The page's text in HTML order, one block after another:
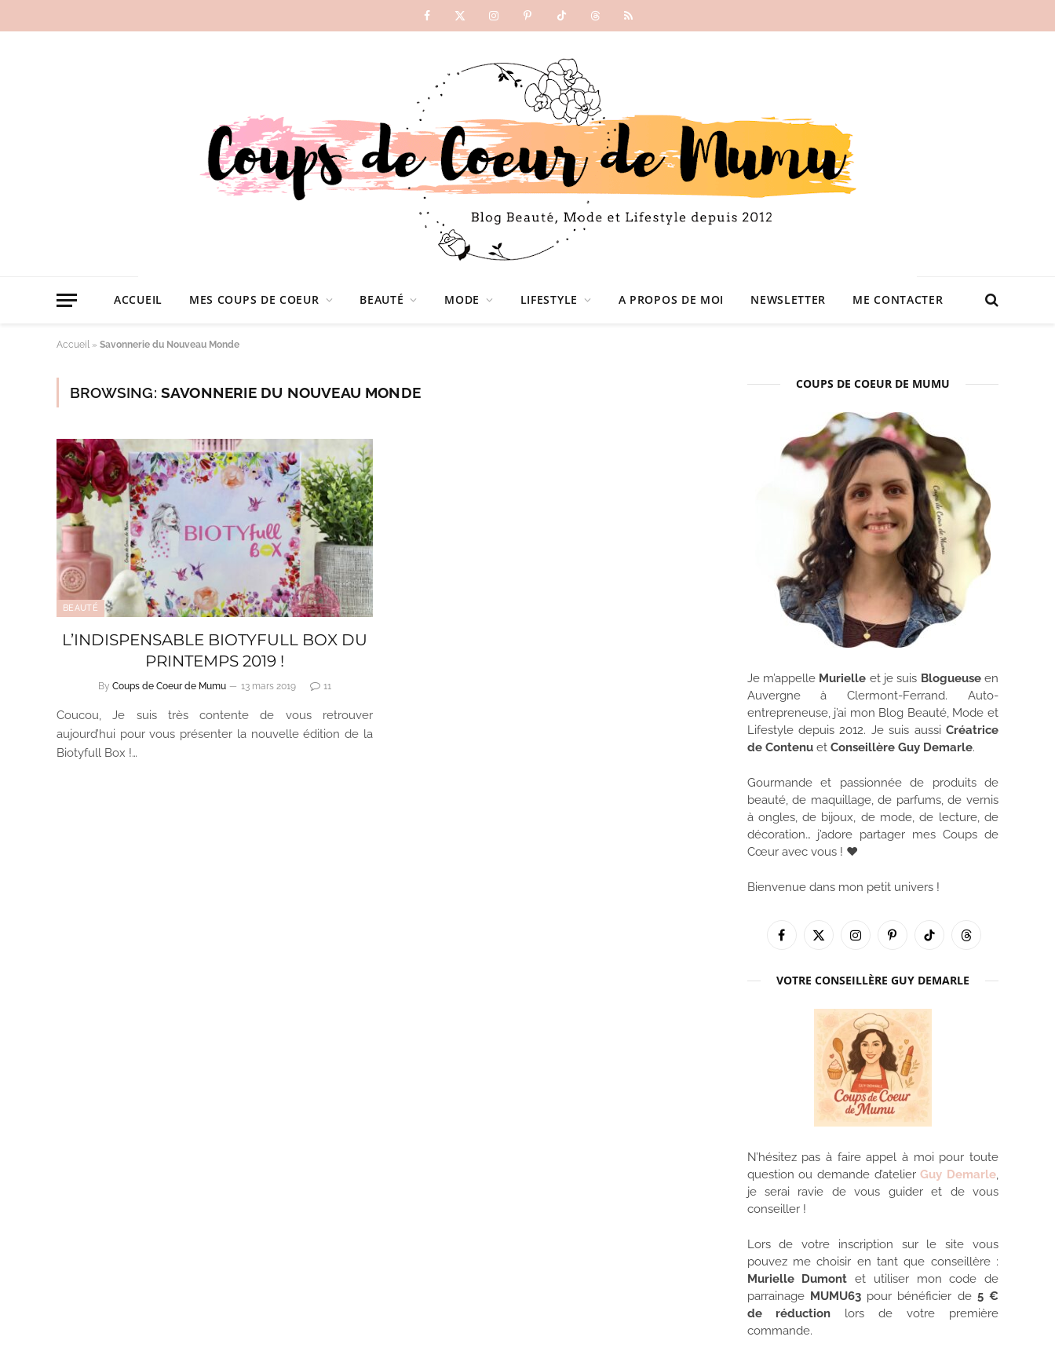
Facebook
X
InstagramPinterestTikTokThreadsRSS
ACCUEIL MES COUPS DE COEUR BEAUTÉ MODE LIFESTYLE A PROPOS DE MOI NEWSLETTER ME CONTACTER
Accueil » Savonnerie du Nouveau Monde
BROWSING: SAVONNERIE DU NOUVEAU MONDE
BEAUTÉ
L’INDISPENSABLE BIOTYFULL BOX DU
PRINTEMPS 2019 !
By Coups de Coeur de Mumu 13 mars 2019 11
Coucou, Je suis très contente de vous retrouver
aujourd’hui pour vous présenter la nouvelle édition de la
Biotyfull Box !…
COUPS DE COEUR DE MUMU
Je m’appelle Murielle et je suis Blogueuseen
Auvergne à Clermont-Ferrand. Auto-
entrepreneuse, j’ai mon Blog Beauté, Mode et
Lifestyle depuis 2012. Je suis aussi Créatrice
de Contenuet Conseillère Guy Demarle.
Gourmande et passionnée de produits de
beauté, de maquillage, de parfums, de vernis
à ongles, de bijoux, de mode, de lecture, de
décoration… j’adore partager mes Coups de
Cœur avec vous ! ♥
Bienvenue dans mon petit univers !
Facebook
X
InstagramPinterestTikTok Threads
VOTRE CONSEILLÈRE GUY DEMARLE
N’hésitez pas à faire appel à moi pour toute
question ou demande d’atelierGuy Demarle,
je serai ravie de vous guider et de vous
conseiller !
Lors de votre inscription sur le site vous
pouvez me choisir en tant que conseillère :
Murielle Dumont et utiliser mon code de
parrainage MUMU63pour bénéficier de 5 €
de réduction lors de votre première
commande.